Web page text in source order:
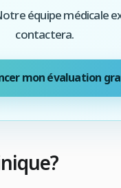
équipe médicale
contactera.
mon évaluation